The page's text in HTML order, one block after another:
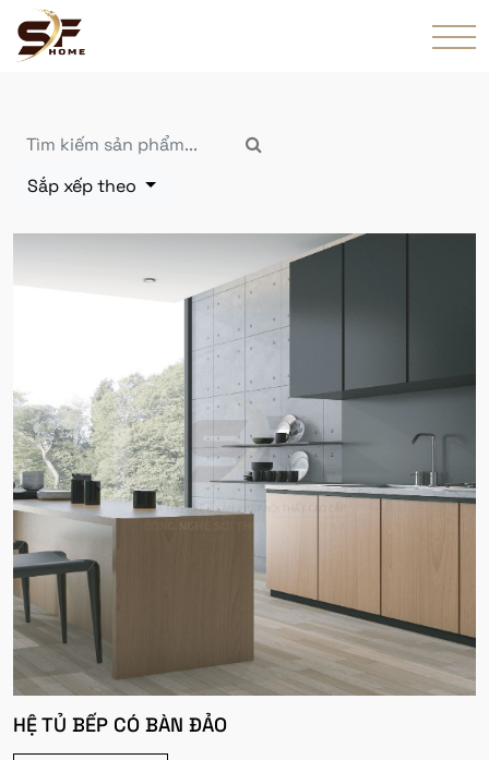
Sắp xếp theo
HỆ TỦ BẾP CÓ BÀN ĐẢO